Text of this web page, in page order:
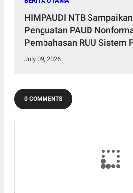
HIMPAUDI NTB
Penguatan PAUD
Pembahasan RUU Sistem
Nasional Bersama Panja
July 09, 2026
0 COMMENTS